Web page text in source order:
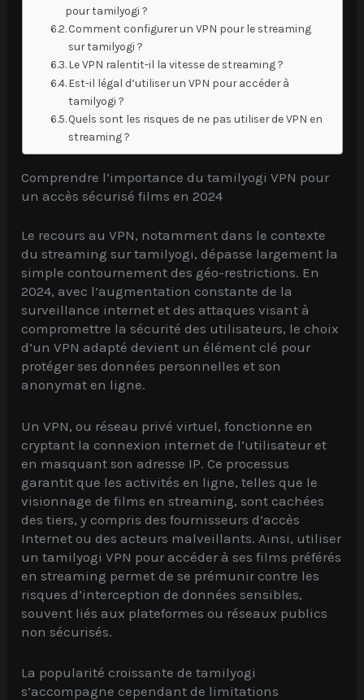
pour tamilyogi ?
Comment configurer un VPN pour le streaming
sur tamilyogi ?
Le VPN ralentit-il la vitesse de streaming ?
Est-il légal d’utiliser un VPN pour accéder à
tamilyogi ?
Quels sont les risques de ne pas utiliser de VPN en
streaming ?
Comprendre l’importance du tamilyogi VPN pour
un accès sécurisé films en 2024
Le recours au VPN, notamment dans le contexte
du streaming sur tamilyogi, dépasse largement la
simple contournement des géo-restrictions. En
2024, avec l’augmentation constante de la
surveillance internet et des attaques visant à
compromettre la sécurité des utilisateurs, le choix
d’un VPN adapté devient un élément clé pour
protéger ses données personnelles et son
anonymat en ligne.
Un VPN, ou réseau privé virtuel, fonctionne en
cryptant la connexion internet de l’utilisateur et
en masquant son adresse IP. Ce processus
garantit que les activités en ligne, telles que le
visionnage de films en streaming, sont cachées
des tiers, y compris des fournisseurs d’accès
Internet ou des acteurs malveillants. Ainsi, utiliser
un tamilyogi VPN pour accéder à ses films préférés
en streaming permet de se prémunir contre les
risques d’interception de données sensibles,
souvent liés aux plateformes ou réseaux publics
non sécurisés.
La popularité croissante de tamilyogi
s’accompagne cependant de limitations